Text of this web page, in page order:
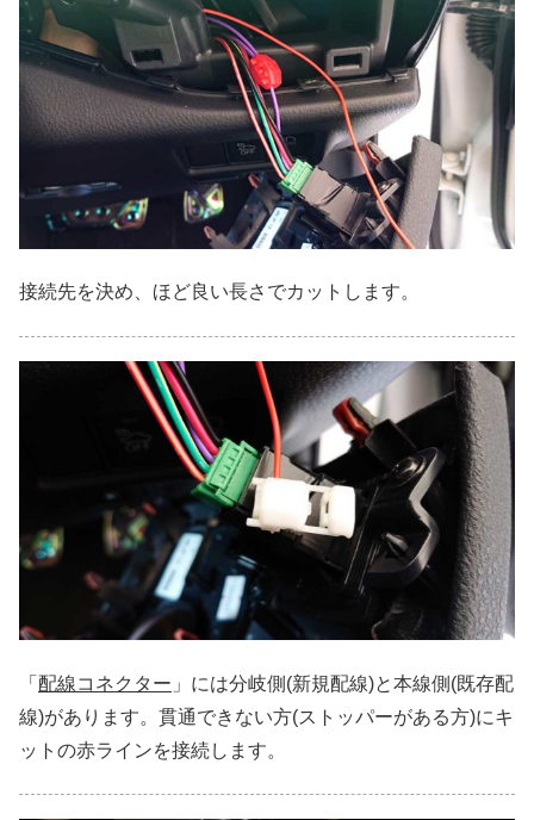
接続先を決め、ほど良い長さでカットします。
「 配線コネクター 」には分岐側(新規配線)と本線側(既存配
線)があります。貫通できない方(ストッパーがある方)にキ
ットの赤ラインを接続します。